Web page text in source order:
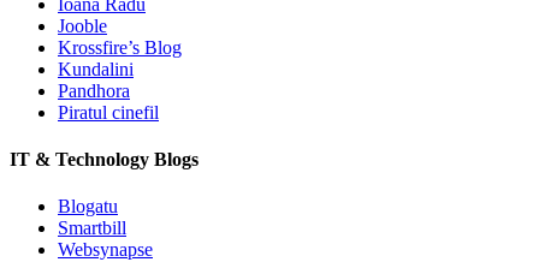
Jooble
Krossfire’s Blog
Kundalini
Pandhora
Piratul cinefil
IT & Technology Blogs
Blogatu
Smartbill
Websynapse